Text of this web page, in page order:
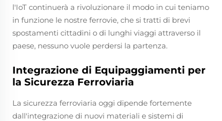
l'IoT continuerà a rivoluzionare il modo in cui teniamo
in funzione le nostre ferrovie, che si tratti di brevi
spostamenti cittadini o di lunghi viaggi attraverso il
paese, nessuno vuole perdersi la partenza.
Integrazione di Equipaggiamenti per
la Sicurezza Ferroviaria
La sicurezza ferroviaria oggi dipende fortemente
dall'integrazione di nuovi materiali e sistemi di